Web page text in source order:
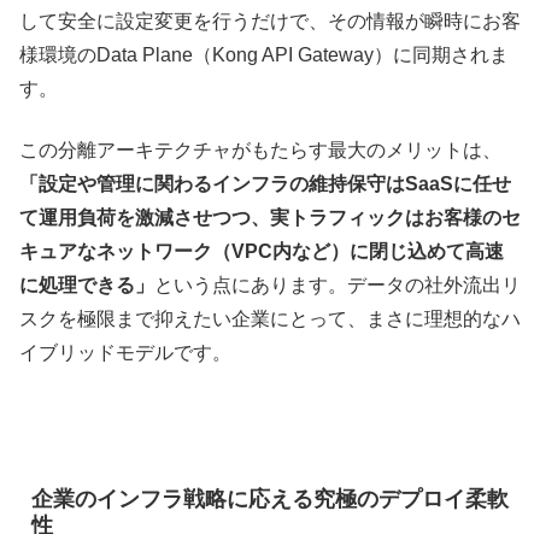
して安全に設定変更を行うだけで、その情報が瞬時にお客
様環境のData Plane（Kong API Gateway）に同期されま
す。
この分離アーキテクチャがもたらす最大のメリットは、
「設定や管理に関わるインフラの維持保守はSaaSに任せ
て運用負荷を激減させつつ、実トラフィックはお客様のセ
キュアなネットワーク（VPC内など）に閉じ込めて高速
に処理できる」
という点にあります。データの社外流出リ
スクを極限まで抑えたい企業にとって、まさに理想的なハ
イブリッドモデルです。
企業のインフラ戦略に応える究極のデプロイ柔軟
性